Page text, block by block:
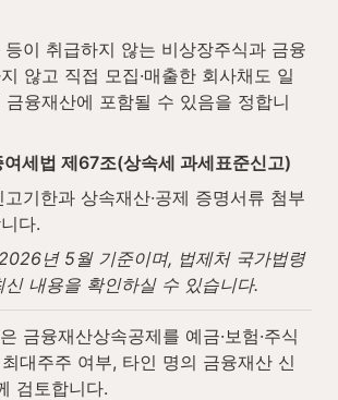
이 취급하지 않는 비상장주식과 금융
않고 직접 모집·매출한 회사채도 일
금융재산에 포함될 수 있음을 정합니
세법 제67조(상속세 과세표준신고)
기한과 상속재산·공제 증명서류 첨부
다.
년 5월 기준이며, 법제처 국가법령
신 내용을 확인하실 수 있습니다.
금융재산상속공제를 예금·보험·주식
대주주 여부, 타인 명의 금융재산 신
검토합니다.